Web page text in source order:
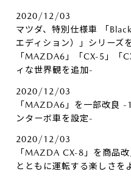
2020/12/03
マツダ、特別仕様車 「
エディション）」シリーズ
「MAZDA6」「CX-5」「
ィな世界観を追加-
2020/12/03
「MAZDA6」を一部改良 -
ンターボ車を設定-
2020/12/03
「MAZDA CX-8」を商品
とともに運転する楽しさを